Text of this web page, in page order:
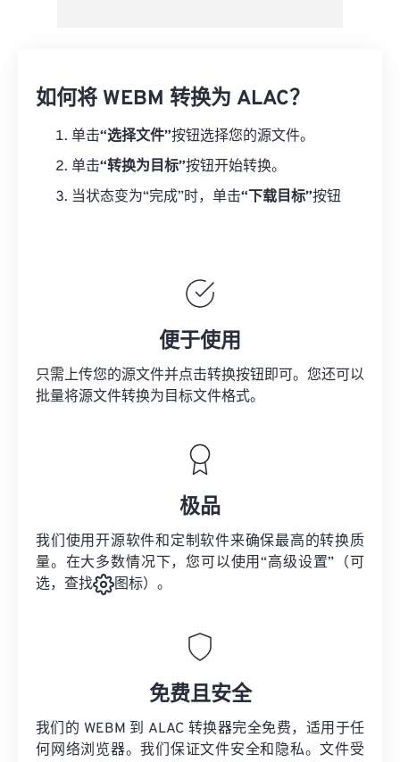
如何将 WEBM 转换为 ALAC？
单击“选择文件”按钮选择您的源文件。
单击“转换为目标”按钮开始转换。
当状态变为“完成”时，单击“下载目标”按钮
便于使用
只需上传您的源文件并点击转换按钮即可。您还可以
批量将源文件转换为目标文件格式。
极品
我们使用开源软件和定制软件来确保最高的转换质
量。在大多数情况下，您可以使用“高级设置”（可
选，查找
图标）。
免费且安全
我们的 WEBM 到 ALAC 转换器完全免费，适用于任
何网络浏览器。我们保证文件安全和隐私。文件受